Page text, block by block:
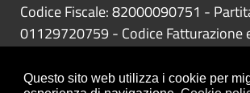
Questo sito web utilizza i cookie per
Codice Fiscale: 82000090751 -
01129720759- Codice Fatturazione
Responsabile gestione sito e